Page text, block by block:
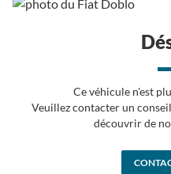
Ce véhicule n'est
Veuillez contacter un
découvrir de